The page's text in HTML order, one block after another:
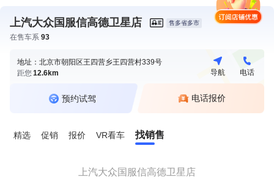
上汽大众国服信高德卫星店 售多省多市
在售车系 93
地址：北京市朝阳区王四营乡王四营村339号
距您12.6km 导航 电话
预约试驾 电话报价
精选 促销 报价 VR看车 找销售
上汽大众国服信高德卫星店